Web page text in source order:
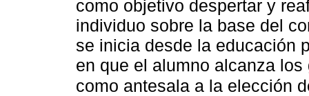
como objetivo despertar y
individuo sobre la base del
se inicia desde la educación
en que el alumno alcanza
como antesala a la elección